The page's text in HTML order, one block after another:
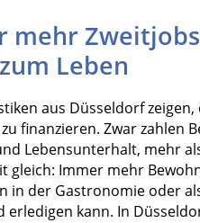
mehr
Leben
aus Düsseldorf
finanzieren. Zwar zahlen
Lebensunterhalt, mehr
gleich: Immer mehr
in der Gastronomie oder
erledigen kann. In